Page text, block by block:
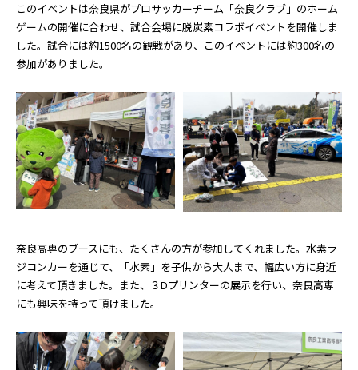
このイベントは奈良県がプロサッカーチーム「奈良クラブ」のホーム
ゲームの開催に合わせ、試合会場に脱炭素コラボイベントを開催しま
した。試合には約1500名の観戦があり、このイベントには約300名の
参加がありました。
奈良高専のブースにも、たくさんの方が参加してくれました。水素ラ
ジコンカーを通じて、「水素」を子供から大人まで、幅広い方に身近
に考えて頂きました。また、３Dプリンターの展示を行い、奈良高専
にも興味を持って頂けました。